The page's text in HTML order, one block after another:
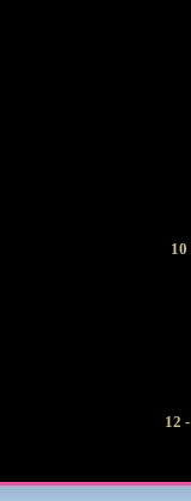
12